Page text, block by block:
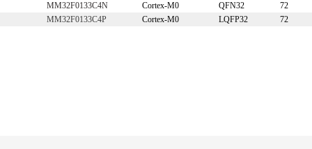
MM32F0133C4N
Cortex-M0 QFN32
72
MM32F0133C4P
Cortex-M0 LQFP32 72